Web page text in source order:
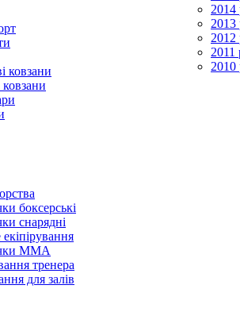
ковзани
боксерські
снарядні
ММА
тренера
для залів
2014
2013
2012
2011
2010